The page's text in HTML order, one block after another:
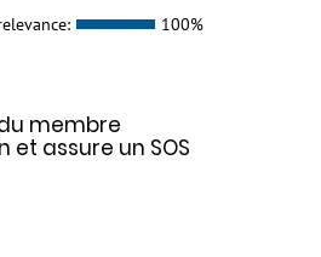
100%
membre
assure un SOS